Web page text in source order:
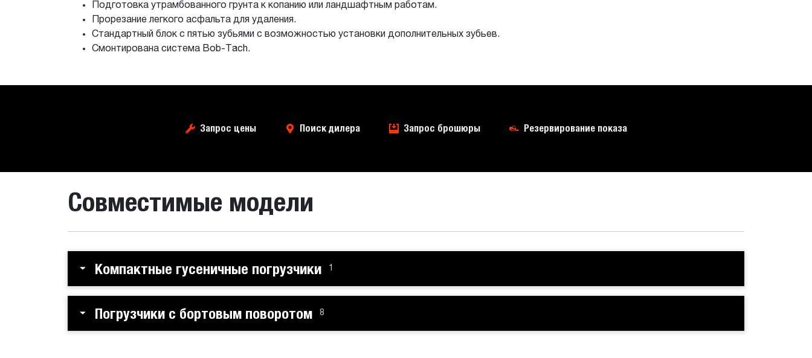
Подготовка утрамбованного грунта к копанию или ландшафтным работам.
Прорезание легкого асфальта для удаления.
Стандартный блок с пятью зубьями с возможностью установки дополнительных зубьев.
Смонтирована система Bob-Tach.
Запрос цены Поиск дилера Запрос брошюры Резервирование показа
Совместимые модели
Компактные гусеничные погрузчики 1
Погрузчики с бортовым поворотом 8